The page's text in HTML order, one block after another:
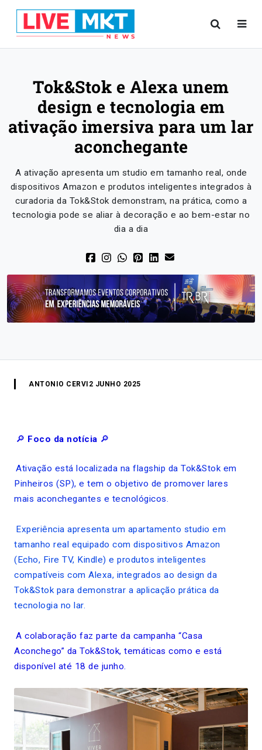
Tok&Stok e Alexa unem
design e tecnologia em
ativação imersiva para um lar
aconchegante
A ativação apresenta um studio em tamanho real, onde
dispositivos Amazon e produtos inteligentes integrados à
curadoria da Tok&Stok demonstram, na prática, como a
tecnologia pode se aliar à decoração e ao bem-estar no
dia a dia
ANTONIO CERVI 2 JUNHO 2025
🔎 Foco da notícia 🔎
Ativação está localizada na flagship da Tok&Stok em
Pinheiros (SP), e tem o objetivo de promover lares
mais aconchegantes e tecnológicos.
Experiência apresenta um apartamento studio em
tamanho real equipado com dispositivos Amazon
(Echo, Fire TV, Kindle) e produtos inteligentes
compatíveis com Alexa, integrados ao design da
Tok&Stok para demonstrar a aplicação prática da
tecnologia no lar.
A colaboração faz parte da campanha “Casa
Aconchego” da Tok&Stok, temáticas como e está
disponível até 18 de junho.